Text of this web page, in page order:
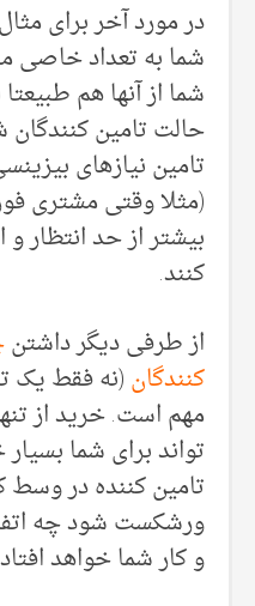
در مورد آخر برای
شما به تعداد خاصی
شما از آنها هم
حالت تامین
تامین نیازهای
(مثلا وقتی مشتری
بیشتر از حد انتظار
کنند.
از طرفی دیگر داشتن
کنندگان(نه فقط یک
مهم است. خرید از
تواند برای شما
تامین کننده در وسط
ورشکست شود چه
و کار شما خواهد